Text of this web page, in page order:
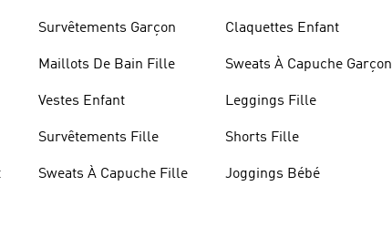
Survêtements Garçon
Maillots De Bain Fille
Vestes Enfant
Survêtements Fille
Sweats À Capuche Fille
Claquettes Enfant
Sweats À Capuche Garçon
Leggings Fille
Shorts Fille
Joggings Bébé